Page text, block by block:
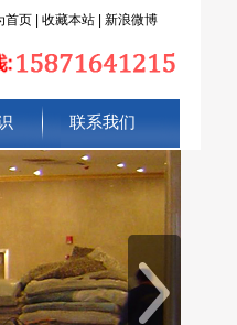
首页| 收藏本站| 新浪微博
联系我们